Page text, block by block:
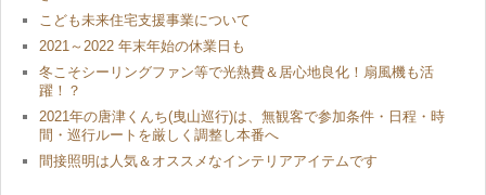
こども未来住宅支援事業について
2021～2022 年末年始の休業日も
冬こそシーリングファン等で光熱費＆居心地良化！扇風機も活
躍！？
2021年の唐津くんち(曳山巡行)は、無観客で参加条件・日程・時
間・巡行ルートを厳しく調整し本番へ
間接照明は人気＆オススメなインテリアアイテムです